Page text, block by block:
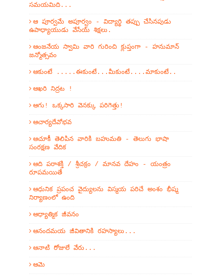
సమయమిది...
ఆ పూర్వమే అపూర్వం - విద్యార్థి తప్పు చేసినపుడు
ఉపాధ్యాయుడు వేసేయ్ శిక్షలు.
ఆంజనేయ స్వామి వారి గురించి క్లుప్తంగా - హనుమాన్
జన్మోత్సవం
ఆకుంటే .....ఈకుంటే...మీకుంటే....మాకుంటే..
ఆఖరి నిద్రట !
ఆగు! ఒక్కసారి వెనక్కు పరిగెత్తు!
ఆచార్యదేవోభవ
ఆచూకీ తెలిపిన వారికి బహుమతి - తెలుగు భాషా
సంరక్షణ వేదిక
ఆది పరాశక్తి / శ్రీచక్రం / మానవ దేహం - యంత్రం
రూపమయితే
ఆధునిక ప్రపంచ వైద్యులను విస్మయ పరిచే అంశం భీష్మ
నిర్యాణంలో ఉంది
ఆధ్యాత్మిక జీవనం
ఆనందమయ జీవితానికి రహస్యాలు...
ఆనాటి రోజులే వేరు...
ఆమె